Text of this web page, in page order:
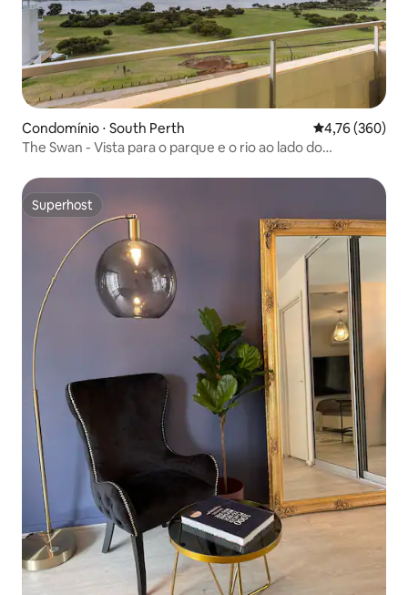
Condomínio ⋅ South Perth 4,76 de uma
4,76 (360)
The Swan - Vista para o parque e o rio ao lado do
Superhost
Superhost